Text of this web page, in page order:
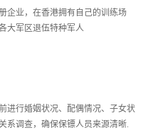
企业，在香港拥有自己的训练场
大军区退伍特种军人
进行婚姻状况、配偶情况、子女状
系调查，确保保镖人员来源清晰.